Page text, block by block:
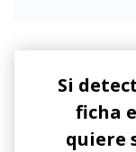
Si
ficha
quiere